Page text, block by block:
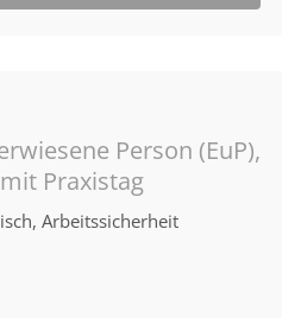
Person (EuP),
Praxistag
Arbeitssicherheit